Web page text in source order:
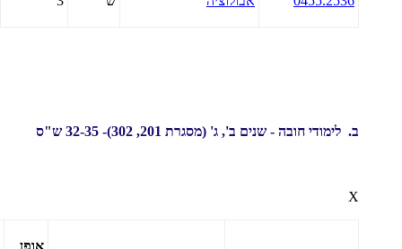
ב. לימודי חובה - שנים ב', ג' (מסגרת 201, 302)- 32-35 ש"ס
X